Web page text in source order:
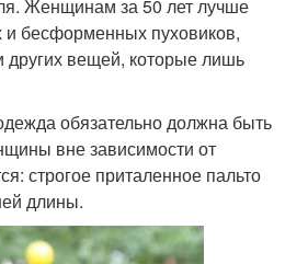
Женщинам за 50 лет лучше
и бесформенных пуховиков,
других вещей, которые лишь
обязательно должна быть
вне зависимости от
строгое приталенное пальто
длины.